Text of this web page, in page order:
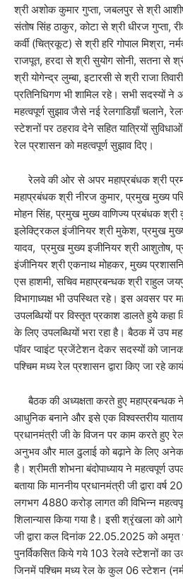
श्री अशोक कुमार गुप्ता, जबलपुर से श्री
संतोष सिंह ठाकुर, कोटा से श्री धीरज गुप्ता,
कर्वी (चित्रकूट) से श्री हरि गोपाल मिश्रा,
राजपूत, हरदा से श्री सुयोग सोनी, सतना से
श्री योगेन्द्र लुम्बा, इटारसी से श्री राजा
प्रतिनिधिगण भी शामिल रहे। सभी सदस्यों
महत्वपूर्ण सुझाव जैसे नई रेलगाडिय़ाँ चलाने,
स्टेशनों पर ठहराव देने सहित यात्रियों
रेल प्रशासन को महत्वपूर्ण सुझाव दिए।
रेलवे की ओर से अपर महाप्रबंधक श्री
महाप्रबंधक श्री नीरज कुमार, प्रमुख मुख्य
मोहन सिंह, प्रमुख मुख्य वाणिज्य प्रबंधक
इलेक्ट्रिकल इंजीनियर श्री मुकेश, प्रमुख
यादव, प्रमुख मुख्य इजीनियर श्री आशुतोष,
इंजीनियर श्री एकनाथ मोहकर, मुख्य
एस हाशमी, सचिव महाप्रबन्धक श्री राहुल
विभागाध्यक्ष भी उपस्थित रहे। इस अवसर पर
उपलब्धियों पर विस्तृत प्रकाश डालते हुये कहा
के लिए उपलब्धियों भरा रहा है। बैठक में उप
पॉवर प्वाइंट प्रजेंटेशन देकर सदस्यों को
पश्चिम मध्य रेल प्रशासन द्वारा किए जा रहे
बैठक की अध्यक्षता करते हुए महाप्रबन्धक
आधुनिक बनाने और इसे एक विश्वस्तरीय
प्रधानमंत्री जी के विजन पर काम करते हुए
अनुभव और माल ढुलाई को बढ़ाने के लिए अनेक
है। श्रीमती शोभना बंदोपाध्याय ने महत्वपूर्ण
बताया कि माननीय प्रधानमंत्री जी द्वारा
लगभग 4880 करोड़ लागत की विभिन्न
शिलान्यास किया गया है। इसी श्रृंखला को आगे
जी द्वारा कल दिनांक 22.05.2025 को
पुनर्विकसित किये गये 103 रेलवे स्टेशनों का
जिनमें पश्चिम मध्य रेल के कुल 06 स्टेशन